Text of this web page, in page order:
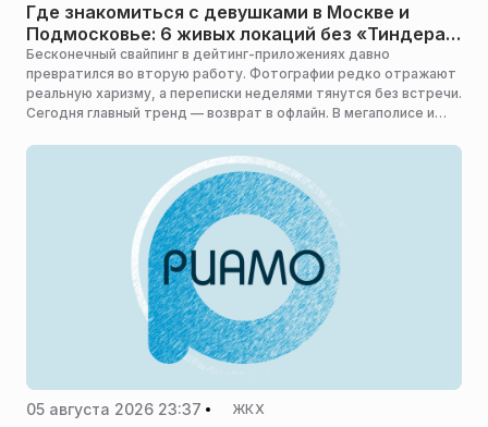
Где знакомиться с девушками в Москве и
Подмосковье: 6 живых локаций без «Тиндера»
и пикапа
Бесконечный свайпинг в дейтинг-приложениях давно
превратился во вторую работу. Фотографии редко отражают
реальную харизму, а переписки неделями тянутся без встречи.
Сегодня главный тренд — возврат в офлайн. В мегаполисе и
естественно, без неловких пауз и избитых фраз. В День
холостяка, который отмечается 7 августа, собрали
проверенные локации в Москве и Подмосковье, где мужчина
может встретить интересную девушку в неформальной
05 августа 2026 23:37 ЖКХ